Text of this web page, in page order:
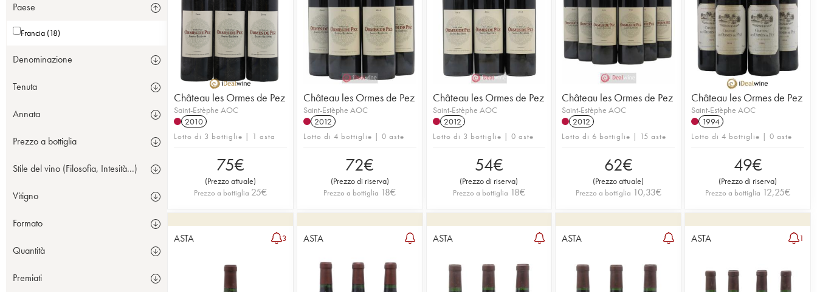
Paese
Francia (18)
Denominazione
Tenuta
Annata
Prezzo a bottiglia
Stile del vino (Filosofia, Intesità...)
Vitigno
Formato
Quantità
Premiati
Château les Ormes de Pez
Saint-Estèphe AOC
2010
Lotto di 3 bottiglie | 1 asta
75€
(Prezzo attuale)
Prezzo a bottiglia 25€
Château les Ormes de Pez
Saint-Estèphe AOC
2012
Lotto di 4 bottiglie | 0 aste
72€
(Prezzo di riserva)
Prezzo a bottiglia 18€
Château les Ormes de Pez
Saint-Estèphe AOC
2012
Lotto di 3 bottiglie | 0 aste
54€
(Prezzo di riserva)
Prezzo a bottiglia 18€
Château les Ormes de Pez
Saint-Estèphe AOC
2012
Lotto di 6 bottiglie | 15 aste
62€
(Prezzo attuale)
Prezzo a bottiglia 10,33€
Château les Ormes de Pez
Saint-Estèphe AOC
1994
Lotto di 4 bottiglie | 0 aste
49€
(Prezzo di riserva)
Prezzo a bottiglia 12,25€
ASTA 3 ASTA ASTA ASTA ASTA 1